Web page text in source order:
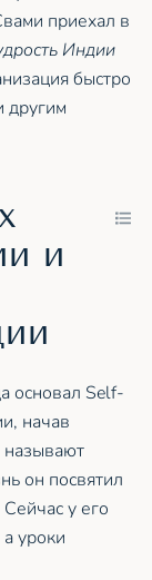
приехал в
Индии
быстро
другим
и
основал Self-
начав
называют
он посвятил
у его
уроки